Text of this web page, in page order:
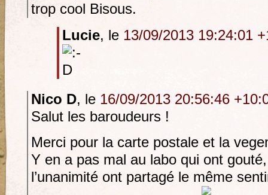
trop cool Bisous.
Lucie, le 13/09/2013 19:24:01
Nico D, le 16/09/2013 20:56:46
Salut les baroudeurs !
Merci pour la carte postale et la
Y en a pas mal au labo qui ont
l’unanimité ont partagé le même